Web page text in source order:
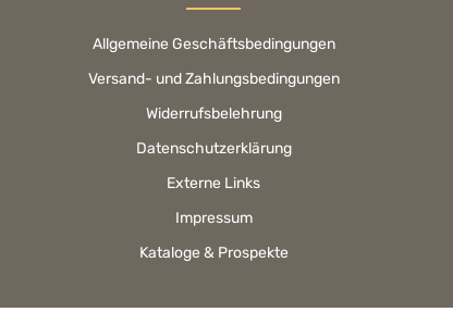
Allgemeine Geschäftsbedingungen
Versand- und Zahlungsbedingungen
Widerrufsbelehrung
Datenschutzerklärung
Externe Links
Impressum
Kataloge & Prospekte